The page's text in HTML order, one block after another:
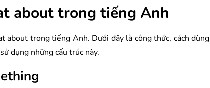
about trong tiếng Anh
about trong tiếng Anh. Dưới đây là công thức, cách dùng
dụng những cấu trúc này.